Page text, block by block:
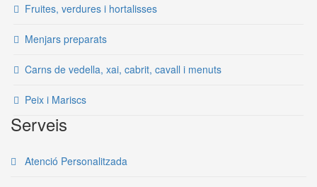
Fruites, verdures i hortalisses
Menjars preparats
Carns de vedella, xai, cabrit, cavall i menuts
Peix i Mariscs
Serveis
Atenció Personalitzada